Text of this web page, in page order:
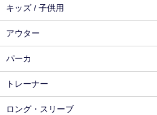
キッズ / 子供用
アウター
パーカ
トレーナー
ロング・スリーブ